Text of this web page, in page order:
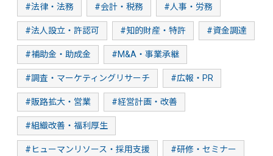
#法律・法務 #会計・税務 #人事・労務
#法人設立・許認可 #知的財産・特許 #資金調達
#補助金・助成金 #M&A・事業承継
#調査・マーケティングリサーチ #広報・PR
#販路拡大・営業 #経営計画・改善
#組織改善・福利厚生
#ヒューマンリソース・採用支援 #研修・セミナー